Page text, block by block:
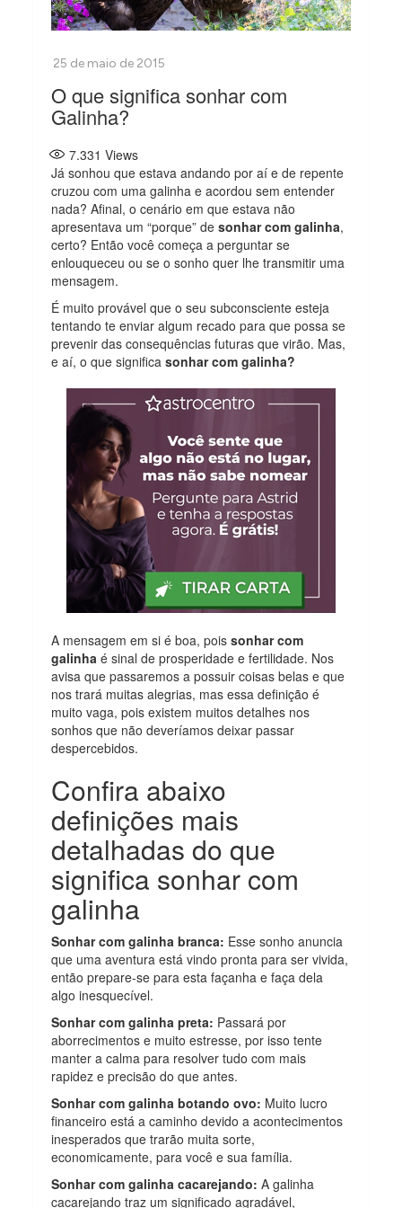
O que significa sonhar com
Galinha?
7.331 Views
Já sonhou que estava andando por aí e de repente
cruzou com uma galinha e acordou sem entender
nada? Afinal, o cenário em que estava não
apresentava um “porque” desonhar com galinha,
certo? Então você começa a perguntar se
enlouqueceu ou se o sonho quer lhe transmitir uma
mensagem.
É muito provável que o seu subconsciente esteja
tentando te enviar algum recado para que possa se
prevenir das consequências futuras que virão. Mas,
e aí, o que significasonhar com galinha?
A mensagem em si é boa, pois sonhar com
galinha é sinal de prosperidade e fertilidade. Nos
avisa que passaremos a possuir coisas belas e que
nos trará muitas alegrias, mas essa definição é
muito vaga, pois existem muitos detalhes nos
sonhos que não deveríamos deixar passar
despercebidos.
Confira abaixo
definições mais
detalhadas do que
significa sonhar com
galinha
Sonhar com galinha branca: Esse sonho anuncia
que uma aventura está vindo pronta para ser vivida,
então prepare-se para esta façanha e faça dela
algo inesquecível.
Sonhar com galinha preta: Passará por
aborrecimentos e muito estresse, por isso tente
manter a calma para resolver tudo com mais
rapidez e precisão do que antes.
Sonhar com galinha botando ovo: Muito lucro
financeiro está a caminho devido a acontecimentos
inesperados que trarão muita sorte,
economicamente, para você e sua família.
Sonhar com galinha cacarejando:A galinha
cacarejando traz um significado agradável,